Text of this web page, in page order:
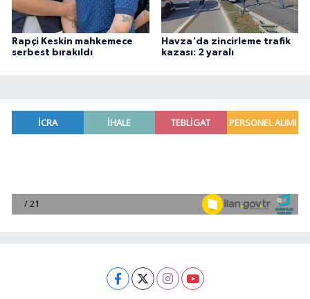
Rapçi Keskin mahkemece
serbest bırakıldı
Havza'da zincirleme trafik
kazası: 2 yaralı